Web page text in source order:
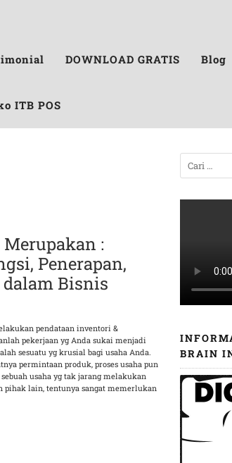
DOWNLOAD GRATIS Blog
ITB POS
Merupakan :
Penerapan,
Bisnis
pendataan inventori &
pekerjaan yg Anda sukai menjadi
sesuatu yg krusial bagi usaha Anda.
permintaan produk, proses usaha pun
usaha yg tak jarang melakukan
pihak lain, tentunya sangat memerlukan
BRAIN